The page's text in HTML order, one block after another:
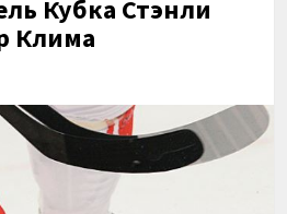
Кубка Стэнли
Клима